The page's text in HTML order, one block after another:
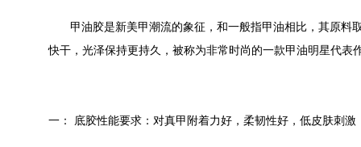
甲油胶是新美甲潮流的象征，和一般指甲油相比，其原
快干，光泽保持更持久，被称为非常时尚的一款甲油明星代表
一： 底胶性能要求：对真甲附着力好，柔韧性好，低皮肤刺